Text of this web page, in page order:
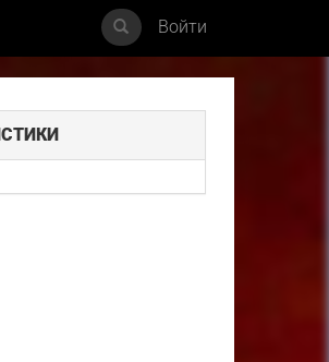
Войти